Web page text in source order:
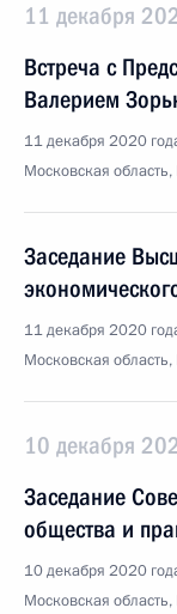
11 декабря
Встреча с
Валерием
11 декабря 2020
Московская
Заседание
11 декабря 2020
Московская
10 декабря
Заседание
общества и
10 декабря 2020
Московская